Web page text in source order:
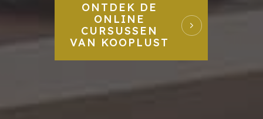
ONTDEK DE
ONLINE
CURSUSSEN
VAN KOOPLUST